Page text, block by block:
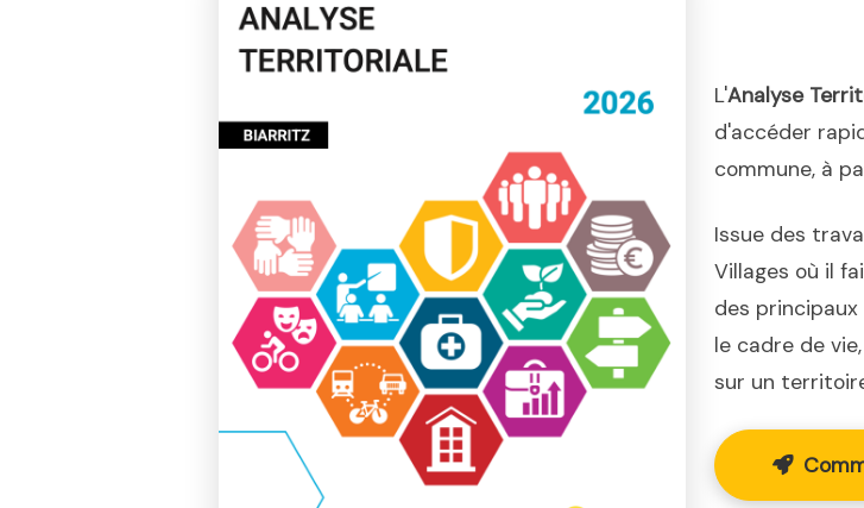
L'Analyse
d'accéder
commune, à
Issue des
Villages où il
des
le cadre de
sur un